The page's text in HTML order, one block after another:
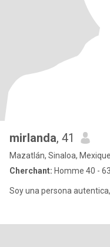
mirlanda, 41
Mazatlán, Sinaloa, Mexique
Cherchant: Homme 40 - 63
Soy una persona